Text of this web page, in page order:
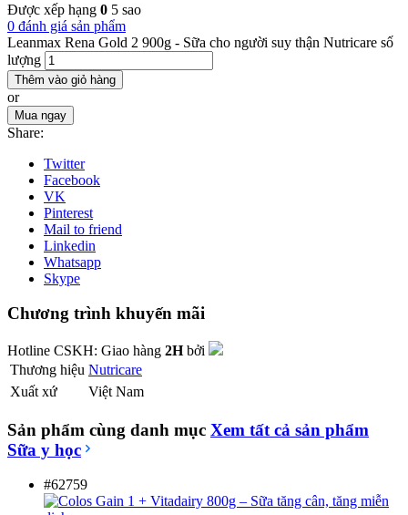
Được xếp hạng 0 5 sao
0 đánh giá sản phẩm
Leanmax Rena Gold 2 900g - Sữa cho người suy thận Nutricare số
lượng
Thêm vào giỏ hàng
or
Mua ngay
Share:
Twitter
Facebook
VK
Pinterest
Mail to friend
Linkedin
Whatsapp
Skype
Chương trình khuyến mãi
Hotline CSKH: Giao hàng 2Hbởi
Thương hiệu Nutricare
Xuất xứ
Việt Nam
Sản phẩm cùng danh mục Xem tất cả sản phẩm
Sữa y học
#62759